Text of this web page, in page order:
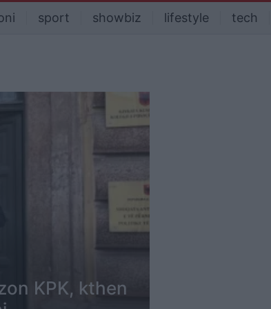
sport showbiz lifestyle tech
KPK, kthen